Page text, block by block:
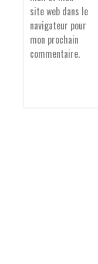
site web dans le
navigateur pour
mon prochain
commentaire.